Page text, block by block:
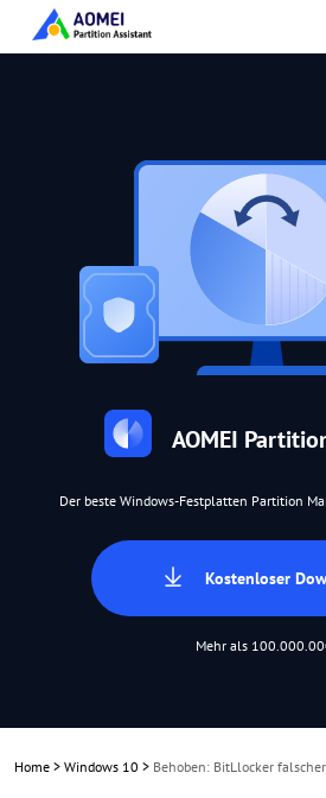
AOMEI
Der beste Windows-Festplatten Partition
Kostenloser
Mehr als
Home > Windows 10 > Behoben: BitLlocker